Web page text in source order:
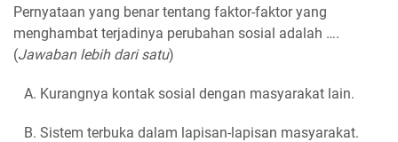
Pernyataan yang benar tentang faktor-faktor yang
menghambat terjadinya perubahan sosial adalah ….
(Jawaban lebih dari satu)
A. Kurangnya kontak sosial dengan masyarakat lain.
B. Sistem terbuka dalam lapisan-lapisan masyarakat.